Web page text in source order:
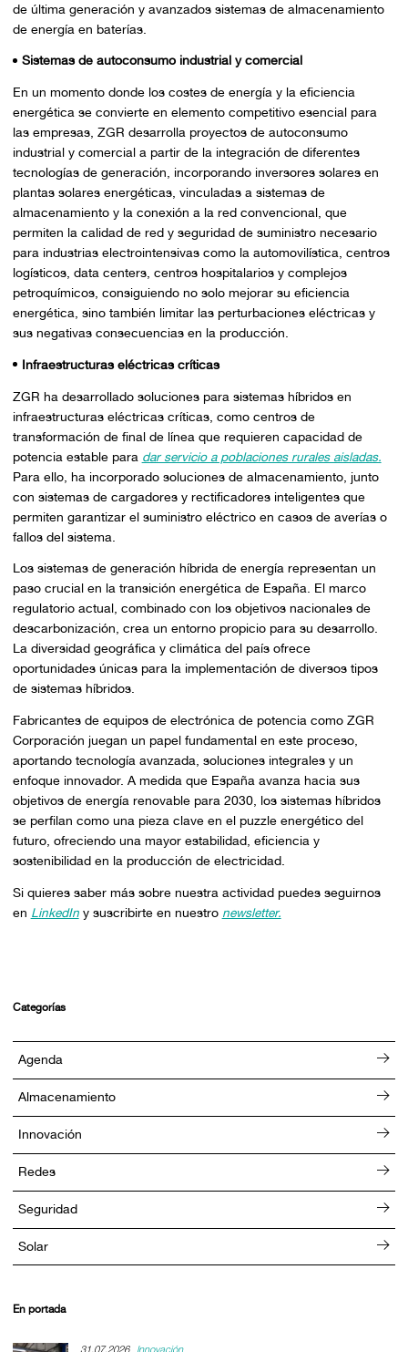
de última generación y avanzados sistemas de almacenamiento
de energía en baterías.
Sistemas de autoconsumo industrial y comercial
En un momento donde los costes de energía y la eficiencia
energética se convierte en elemento competitivo esencial para
las empresas, ZGR desarrolla proyectos de autoconsumo
industrial y comercial a partir de la integración de diferentes
tecnologías de generación, incorporando inversores solares en
plantas solares energéticas, vinculadas a sistemas de
almacenamiento y la conexión a la red convencional, que
permiten la calidad de red y seguridad de suministro necesario
para industrias electrointensivas como la automovilística, centros
logísticos, data centers, centros hospitalarios y complejos
petroquímicos, consiguiendo no solo mejorar su eficiencia
energética, sino también limitar las perturbaciones eléctricas y
sus negativas consecuencias en la producción.
Infraestructuras eléctricas críticas
ZGR ha desarrollado soluciones para sistemas híbridos en
infraestructuras eléctricas críticas, como centros de
transformación de final de línea que requieren capacidad de
potencia estable para dar servicio a poblaciones rurales aisladas.
Para ello, ha incorporado soluciones de almacenamiento, junto
con sistemas de cargadores y rectificadores inteligentes que
permiten garantizar el suministro eléctrico en casos de averías o
fallos del sistema.
Los sistemas de generación híbrida de energía representan un
paso crucial en la transición energética de España. El marco
regulatorio actual, combinado con los objetivos nacionales de
descarbonización, crea un entorno propicio para su desarrollo.
La diversidad geográfica y climática del país ofrece
oportunidades únicas para la implementación de diversos tipos
de sistemas híbridos.
Fabricantes de equipos de electrónica de potencia como ZGR
Corporación juegan un papel fundamental en este proceso,
aportando tecnología avanzada, soluciones integrales y un
enfoque innovador. A medida que España avanza hacia sus
objetivos de energía renovable para 2030, los sistemas híbridos
se perfilan como una pieza clave en el puzzle energético del
futuro, ofreciendo una mayor estabilidad, eficiencia y
sostenibilidad en la producción de electricidad.
Si quieres saber más sobre nuestra actividad puedes seguirnos
en LinkedIny suscribirte en nuestro newsletter.
Categorías
Agenda
Almacenamiento
Innovación
Redes
Seguridad
Solar
En portada
31.07.2026 Innovación